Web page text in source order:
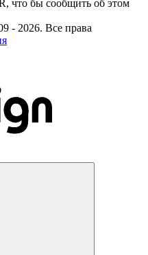
что бы сообщить об этом
- 2026. Все права